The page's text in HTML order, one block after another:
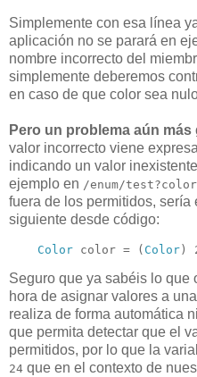
Simplemente con esa línea
aplicación no se parará en
nombre incorrecto del
simplemente deberemos
en caso de que color sea
Pero un problema aún más
valor incorrecto viene
indicando un valor
ejemplo en /enum/
fuera de los permitidos,
siguiente desde código:
Color color = ( Color )
Seguro que ya sabéis lo que
hora de asignar valores a
realiza de forma automática
que permita detectar que el
permitidos, por lo que la
24 que en el contexto de